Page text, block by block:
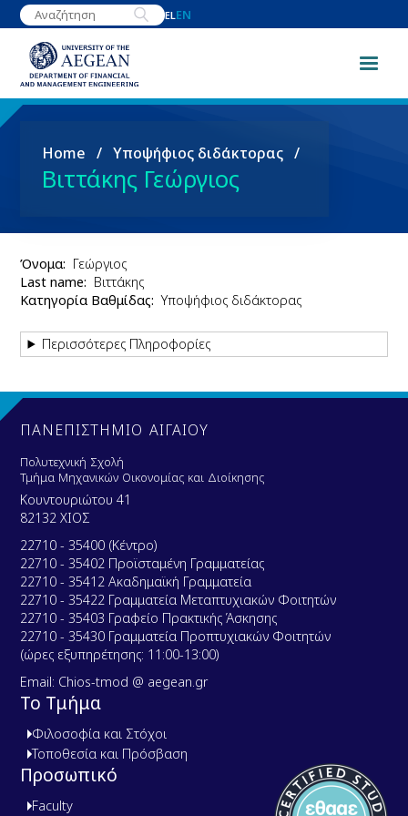
Skip
to
content
ELEN
Breadcrumb
Home Υποψήφιος διδάκτορας
Βιττάκης Γεώργιος
Όνομα
Γεώργιος
Last name
Βιττάκης
Κατηγορία Βαθμίδας Υποψήφιος διδάκτορας
Περισσότερες Πληροφορίες
ΠΑΝΕΠΙΣΤΗΜΙΟ ΑΙΓΑΙΟΥ
Πολυτεχνική Σχολή
Τμήμα Μηχανικών Οικονομίας και Διοίκησης
Κουντουριώτου 41
82132 ΧΙΟΣ
22710 - 35400 (Κέντρο)
22710 - 35402 Προϊσταμένη Γραμματείας
22710 - 35412 Ακαδημαϊκή Γραμματεία
22710 - 35422 Γραμματεία Μεταπτυχιακών Φοιτητών
22710 - 35403 Γραφείο Πρακτικής Άσκησης
22710 - 35430 Γραμματεία Προπτυχιακών Φοιτητών
(ώρες εξυπηρέτησης: 11:00-13:00)
Email: Chios-tmod @ aegean.gr
Το Τμήμα
Φιλοσοφία και Στόχοι
Τοποθεσία και Πρόσβαση
Προσωπικό
Faculty